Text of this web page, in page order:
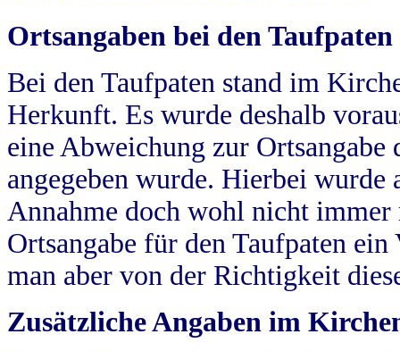
Ortsangaben bei den Taufpaten
Bei den Taufpaten stand im
Herkunft. Es wurde deshalb
eine Abweichung zur
angegeben wurde. Hierbei wurde
Annahme doch wohl nicht
Ortsangabe für den Taufpaten
man aber von der Richtigkeit
Zusätzliche Angaben im